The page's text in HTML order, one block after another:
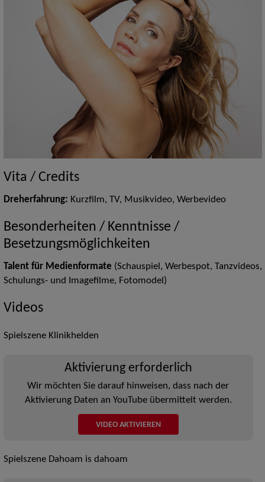
Vita / Credits
Dreherfahrung: Kurzfilm, TV, Musikvideo, Werbevideo
Besonderheiten / Kenntnisse /
Besetzungsmöglichkeiten
Talent für Medienformate (Schauspiel, Werbespot, Tanzvideos,
Schulungs- und Imagefilme, Fotomodel)
Videos
Spielszene Klinikhelden
Aktivierung erforderlich
Wir möchten Sie darauf hinweisen, dass nach der
Aktivierung Daten an YouTube übermittelt werden.
VIDEO AKTIVIEREN
Spielszene Dahoam is dahoam